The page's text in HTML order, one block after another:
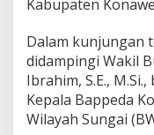
a
e
e
n
d
Kabupaten
Dalam kunjungan
didampingi Wakil
Ibrahim, S.E.,
Kepala Bappeda
Wilayah Sungai